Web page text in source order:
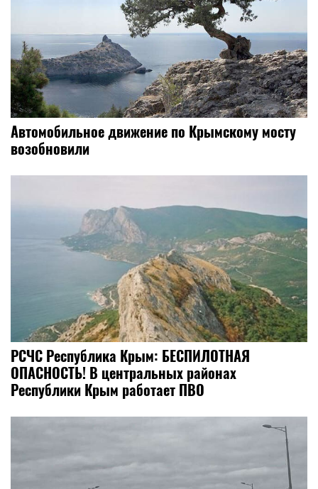
Автомобильное движение по Крымскому мосту
возобновили
РСЧС Республика Крым: БЕСПИЛОТНАЯ
ОПАСНОСТЬ! В центральных районах
Республики Крым работает ПВО